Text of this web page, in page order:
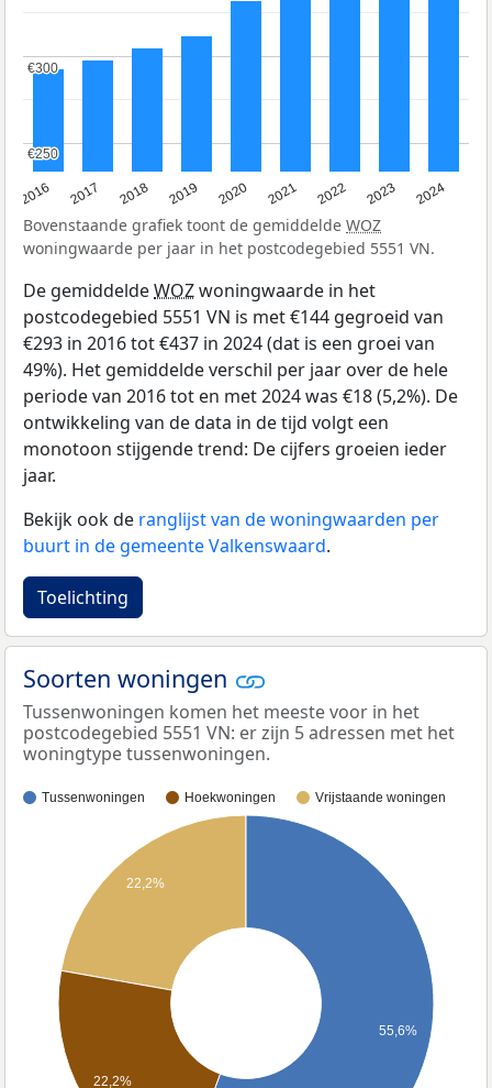
2016 2017 2018 2019 2020 2021 2022 2023 2024
€250
€250
€300
€300
Bovenstaande grafiek toont de gemiddelde WOZ
woningwaarde per jaar in het postcodegebied 5551 VN.
De gemiddeldeWOZwoningwaarde in het
postcodegebied 5551 VN is met €144 gegroeid van
€293 in 2016 tot €437 in 2024 (dat is een groei van
49%). Het gemiddelde verschil per jaar over de hele
periode van 2016 tot en met 2024 was €18 (5,2%). De
ontwikkeling van de data in de tijd volgt een
monotoon stijgende trend: De cijfers groeien ieder
jaar.
Bekijk ook de ranglijst van de woningwaarden per
buurt in de gemeente Valkenswaard.
Toelichting
Soorten woningen
Tussenwoningen komen het meeste voor in het
postcodegebied 5551 VN: er zijn 5 adressen met het
woningtype tussenwoningen.
Tussenwoningen Hoekwoningen Vrijstaande woningen
22,2%
22,2%
55,6%